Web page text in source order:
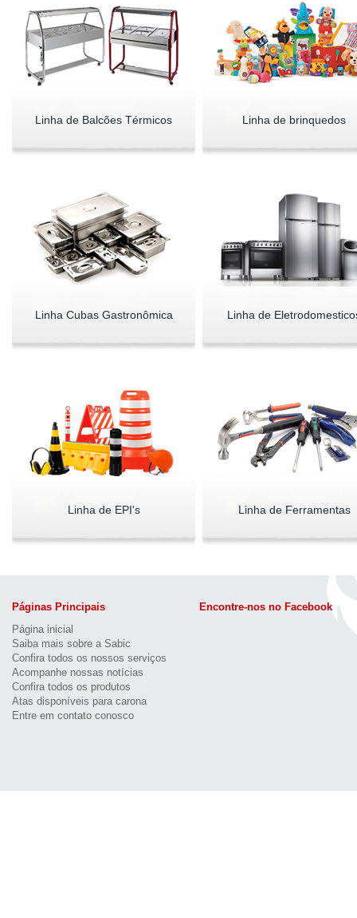
Linha de Balcões Térmicos Linha de brinquedos
Linha Cubas Gastronômica Linha de
Linha de EPI's Linha de Ferramentas
Páginas Principais
Página inicial
Saiba mais sobre a Sabic
Confira todos os nossos serviços
Acompanhe nossas notícias
Confira todos os produtos
Atas disponíveis para carona
Entre em contato conosco
Encontre-nos no Facebook